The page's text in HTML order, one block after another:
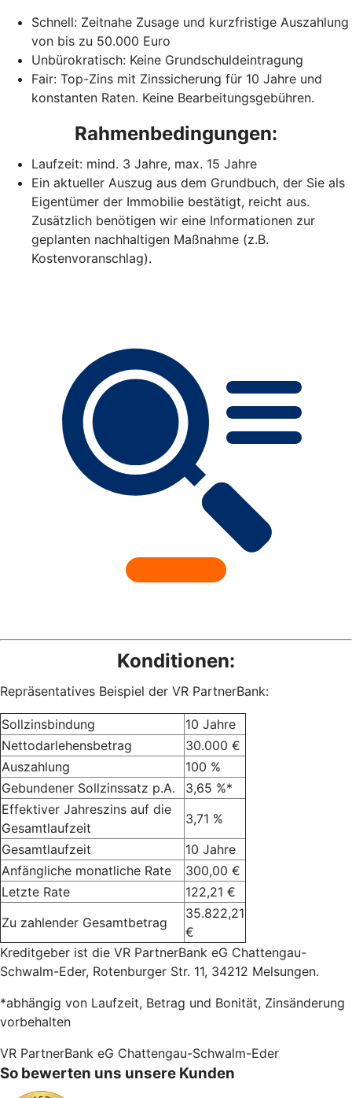
Schnell: Zeitnahe Zusage und kurzfristige Auszahlung
von bis zu 50.000 Euro
Unbürokratisch: Keine Grundschuldeintragung
Fair: Top-Zins mit Zinssicherung für 10 Jahre und
konstanten Raten. Keine Bearbeitungsgebühren.
Rahmenbedingungen:
Laufzeit: mind. 3 Jahre, max. 15 Jahre
Ein aktueller Auszug aus dem Grundbuch, der Sie als
Eigentümer der Immobilie bestätigt, reicht aus.
Zusätzlich benötigen wir eine Informationen zur
geplanten nachhaltigen Maßnahme (z.B.
Kostenvoranschlag).
Konditionen:
Repräsentatives Beispiel der VR PartnerBank:
Sollzinsbindung
10 Jahre
Nettodarlehensbetrag
30.000 €
Auszahlung
100 %
Gebundener Sollzinssatz p.A.
3,65 %*
Effektiver Jahreszins auf die
Gesamtlaufzeit
3,71 %
Gesamtlaufzeit
10 Jahre
Anfängliche monatliche Rate
300,00 €
Letzte Rate
122,21 €
Zu zahlender Gesamtbetrag
35.822,21
€
Kreditgeber ist die VR PartnerBank eG Chattengau-
Schwalm-Eder, Rotenburger Str. 11, 34212 Melsungen.
*abhängig von Laufzeit, Betrag und Bonität, Zinsänderung
vorbehalten
VR PartnerBank eG Chattengau-Schwalm-Eder
So bewerten uns unsere Kunden